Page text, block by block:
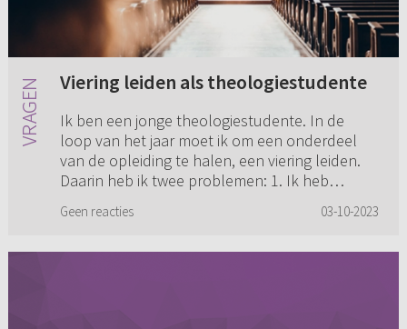
Viering leiden als theologiestudente
Ik ben een jonge theologiestudente. In de
loop van het jaar moet ik om een onderdeel
van de opleiding te halen, een viering leiden.
Daarin heb ik twee problemen: 1. Ik heb
Geen reacties 03-10-2023